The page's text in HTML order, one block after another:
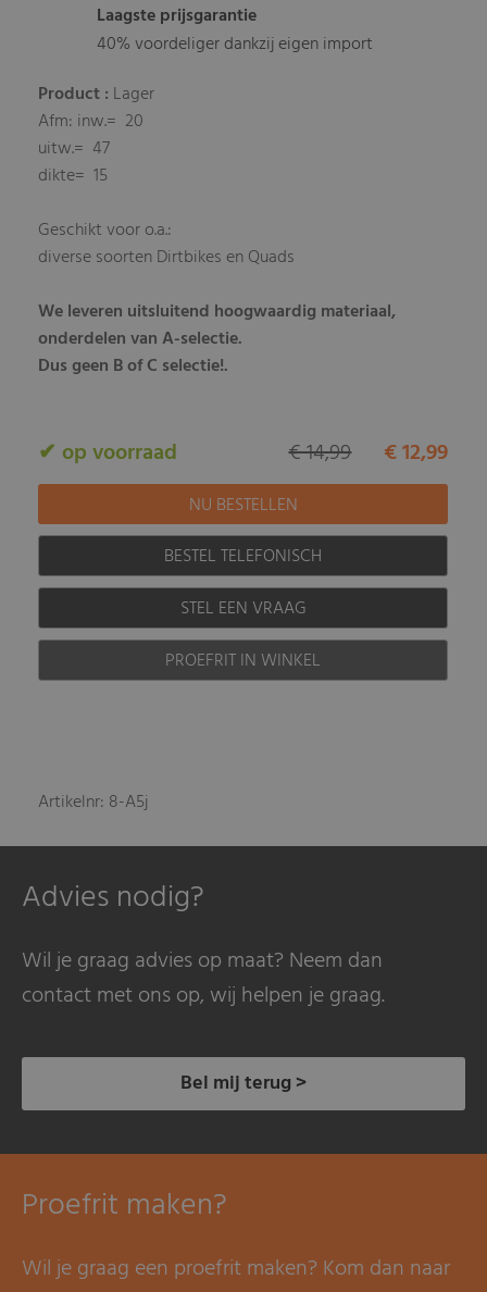
Laagste prijsgarantie
40% voordeliger dankzij eigen import
Product : Lager
Afm: inw.= 20
uitw.= 47
dikte= 15
Geschikt voor o.a.:
diverse soorten Dirtbikes en Quads
We leveren uitsluitend hoogwaardig materiaal,
onderdelen van A-selectie.
Dus geen B of C selectie!.
✔ op voorraad € 12,99
€ 14,99
BESTEL TELEFONISCH
STEL EEN VRAAG
PROEFRIT IN WINKEL
Artikelnr: 8-A5j
Advies nodig?
Wil je graag advies op maat? Neem dan
contact met ons op, wij helpen je graag.
Bel mij terug >
Proefrit maken?
Wil je graag een proefrit maken? Kom dan naar